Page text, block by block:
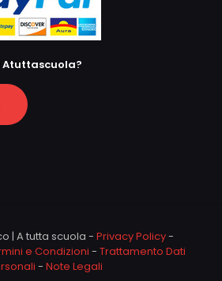
Atuttascuola?
| A tutta scuola - Privacy Policy-
e Condizioni - Trattamento Dati
- Note Legali